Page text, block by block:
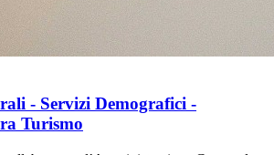
- Servizi Demografici -
Turismo